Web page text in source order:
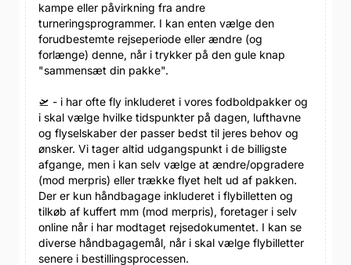
kampe eller påvirkning fra andre
turneringsprogrammer. I kan enten vælge den
forudbestemte rejseperiode eller ændre (og
forlænge) denne, når i trykker på den gule knap
"sammensæt din pakke".
🛫 - i har ofte fly inkluderet i vores fodboldpakker og
i skal vælge hvilke tidspunkter på dagen, lufthavne
og flyselskaber der passer bedst til jeres behov og
ønsker. Vi tager altid udgangspunkt i de billigste
afgange, men i kan selv vælge at ændre/opgradere
(mod merpris) eller trække flyet helt ud af pakken.
Der er kun håndbagage inkluderet i flybilletten og
tilkøb af kuffert mm (mod merpris), foretager i selv
online når i har modtaget rejsedokumentet. I kan se
diverse håndbagagemål, når i skal vælge flybilletter
senere i bestillingsprocessen.